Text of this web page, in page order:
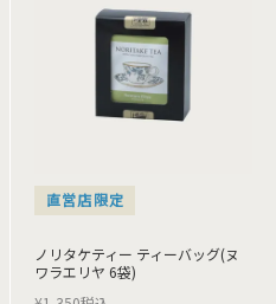
直営店限定
ノリタケティー ティーバッグ(ヌ
ワラエリヤ 6袋)